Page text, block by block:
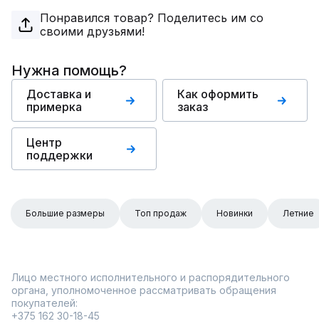
Понравился товар? Поделитесь им со
своими друзьями!
Нужна помощь?
Доставка и
примерка
Как оформить
заказ
Центр
поддержки
Большие размеры Топ продаж Новинки Летние
Лицо местного исполнительного и распорядительного
органа, уполномоченное рассматривать обращения
покупателей:
+375 162 30-18-45